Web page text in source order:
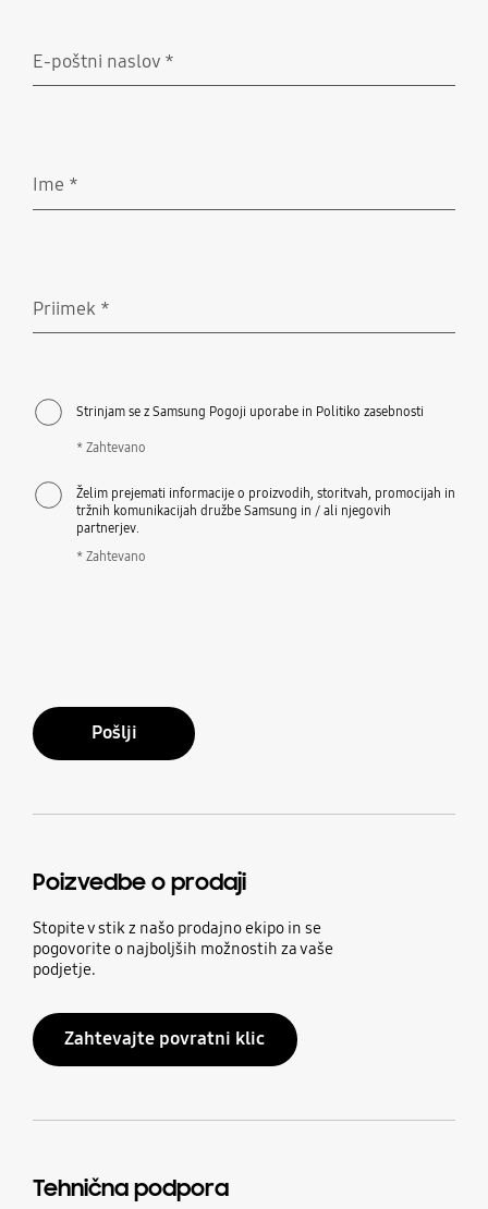
E-poštni naslov *
Ime *
Priimek *
Strinjam se z Samsung Pogoji uporabe in Politiko zasebnosti
* Zahtevano
Želim prejemati informacije o proizvodih, storitvah, promocijah in
tržnih komunikacijah družbe Samsung in / ali njegovih
partnerjev.
* Zahtevano
Pošlji
Poizvedbe o prodaji
Stopite v stik z našo prodajno ekipo in se
pogovorite o najboljših možnostih za vaše
podjetje.
Zahtevajte povratni klic
Tehnična podpora